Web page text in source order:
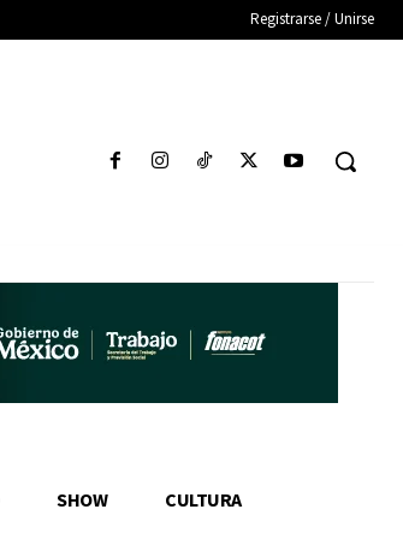
Registrarse / Unirse
SHOW CULTURA